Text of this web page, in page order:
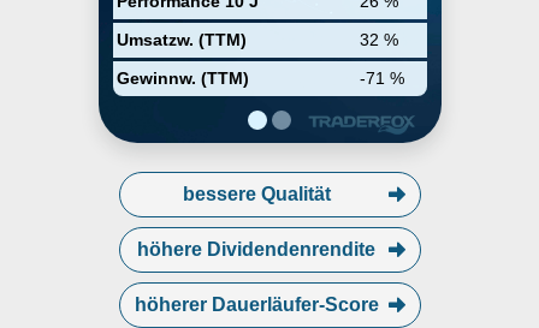
Umsatzw. (TTM)
32 %
Gewinnw. (TTM)
-71 %
solutions that maintain safe and
clean operations in some of the
most harsh and toxic
environments. The company was
founded by Phillip DeZwirek in
1966 and is headquartered in
Addison, TX.
bessere Qualität
höhere Dividendenrendite
höherer Dauerläufer-Score